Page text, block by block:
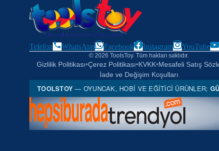
Telefon WhatsApp Facebook Instagram YouTube
© 2026 ToolsToy. Tüm hakları saklıdır.
Gizlilik Politikası•Çerez Politikası•KVKK•Mesafeli Satış
İade ve Değişim Koşulları
TOOLSTOY — OYUNCAK, HOBI VE EĞITICI ÜRÜNLER;